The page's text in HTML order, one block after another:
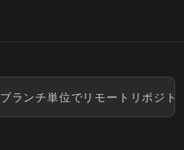
ブランチ単位でリモートリポジト